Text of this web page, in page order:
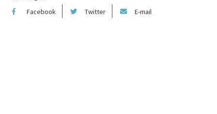
Facebook Twitter E-mail